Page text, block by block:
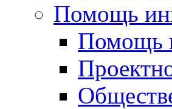
Помощь
Помощь